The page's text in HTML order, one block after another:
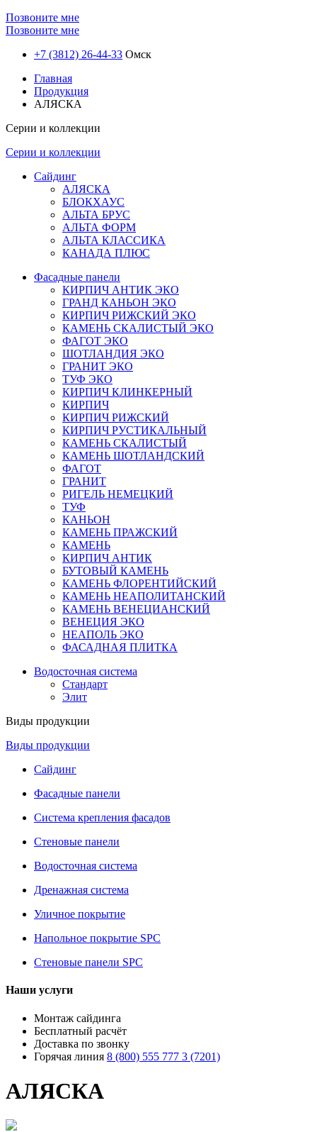
Позвоните мне
Позвоните мне
+7 (3812) 26-44-33 Омск
Главная
Продукция
АЛЯСКА
Серии и коллекции
Серии и коллекции
Сайдинг
АЛЯСКА
БЛОКХАУС
АЛЬТА БРУС
АЛЬТА ФОРМ
АЛЬТА КЛАССИКА
КАНАДА ПЛЮС
Фасадные панели
КИРПИЧ АНТИК ЭКО
ГРАНД КАНЬОН ЭКО
КИРПИЧ РИЖСКИЙ ЭКО
КАМЕНЬ СКАЛИСТЫЙ ЭКО
ФАГОТ ЭКО
ШОТЛАНДИЯ ЭКО
ГРАНИТ ЭКО
ТУФ ЭКО
КИРПИЧ КЛИНКЕРНЫЙ
КИРПИЧ
КИРПИЧ РИЖСКИЙ
КИРПИЧ РУСТИКАЛЬНЫЙ
КАМЕНЬ СКАЛИСТЫЙ
КАМЕНЬ ШОТЛАНДСКИЙ
ФАГОТ
ГРАНИТ
РИГЕЛЬ НЕМЕЦКИЙ
ТУФ
КАНЬОН
КАМЕНЬ ПРАЖСКИЙ
КАМЕНЬ
КИРПИЧ АНТИК
БУТОВЫЙ КАМЕНЬ
КАМЕНЬ ФЛОРЕНТИЙСКИЙ
КАМЕНЬ НЕАПОЛИТАНСКИЙ
КАМЕНЬ ВЕНЕЦИАНСКИЙ
ВЕНЕЦИЯ ЭКО
НЕАПОЛЬ ЭКО
ФАСАДНАЯ ПЛИТКА
Водосточная система
Стандарт
Элит
Виды продукции
Виды продукции
Сайдинг
Фасадные панели
Система крепления фасадов
Стеновые панели
Водосточная система
Дренажная система
Уличное покрытие
Напольное покрытие SPC
Стеновые панели SPC
Наши услуги
Монтаж сайдинга
Бесплатный расчёт
Доставка по звонку
Горячая линия 8 (800) 555 777 3 (7201)
АЛЯСКА